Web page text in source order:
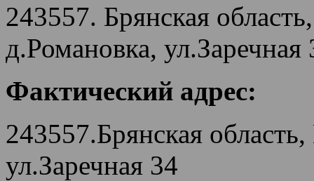
243557. Брянская
д.Романовка, ул.Заречная
Фактический адрес:
243557.Брянская
ул.Заречная 34